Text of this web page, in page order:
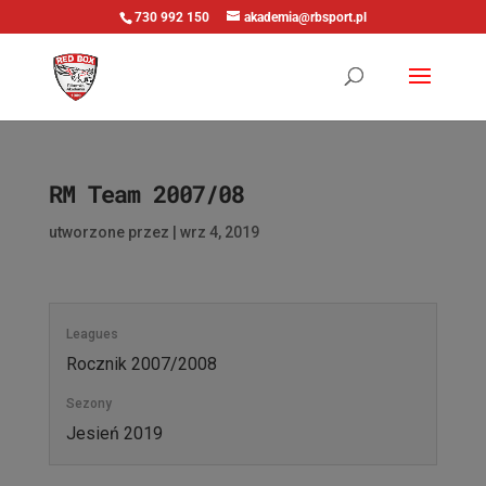
730 992 150 akademia@rbsport.pl
RM Team 2007/08
utworzone przez wrz 4, 2019
Leagues
Rocznik 2007/2008
Sezony
Jesień 2019